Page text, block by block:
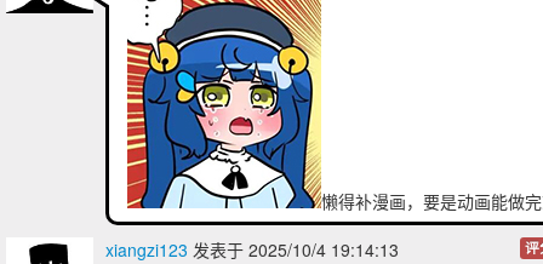
懒得补漫画，要是动画能做
了
xiangzi123 发表于 2025/10/4 19:14:13 评